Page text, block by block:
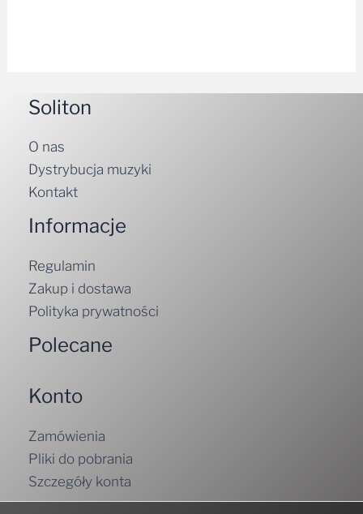
Soliton
O nas
Dystrybucja muzyki
Kontakt
Informacje
Regulamin
Zakup i dostawa
Polityka prywatności
Polecane
Konto
Zamówienia
Pliki do pobrania
Szczegóły konta